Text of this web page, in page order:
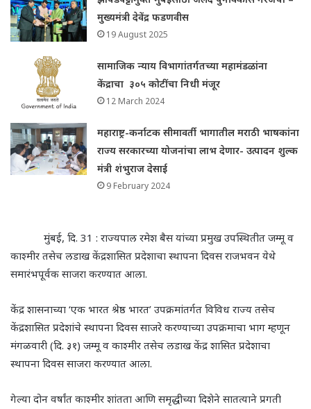
मुख्यमंत्री देवेंद्र फडणवीस
19 August 2025
सामाजिक न्याय विभागांतर्गतच्या महामंडळांना
केंद्राचा ३०५ कोटींचा निधी मंजूर
12 March 2024
महाराष्ट्र-कर्नाटक सीमावर्ती भागातील मराठी भाषकांना
राज्य सरकारच्या योजनांचा लाभ देणार- उत्पादन शुल्क
मंत्री शंभुराज देसाई
9 February 2024
मुंबई, दि. 31 : राज्यपाल रमेश बैस यांच्या प्रमुख उपस्थितीत जम्मू व
काश्मीर तसेच लडाख केंद्रशासित प्रदेशाचा स्थापना दिवस राजभवन येथे
समारंभपूर्वक साजरा करण्यात आला.
केंद्र शासनाच्या ‘एक भारत श्रेष्ठ भारत’ उपक्रमांतर्गत विविध राज्य तसेच
केंद्रशासित प्रदेशांचे स्थापना दिवस साजरे करण्याच्या उपक्रमाचा भाग म्हणून
मंगळवारी (दि. ३१) जम्मू व काश्मीर तसेच लडाख केंद्र शासित प्रदेशाचा
स्थापना दिवस साजरा करण्यात आला.
गेल्या दोन वर्षांत काश्मीर शांतता आणि समृद्धीच्या दिशेने सातत्याने प्रगती